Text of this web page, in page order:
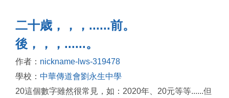
二十歳，，，......前。
後，，，......。
作者： nickname-lws-319478
學校： 中華傳道會劉永生中學
20這個數字雖然很常見，如：2020年、20元等等......但